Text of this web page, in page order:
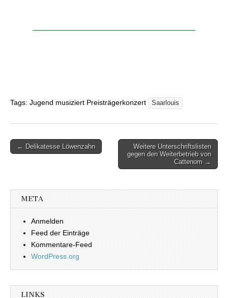
Tags: Jugend musiziert Preisträgerkonzert Saarlouis
Beitragsnavigation
← Delikatesse Löwenzahn
Weitere Unterschriftslisten
gegen den Weiterbetrieb von
Cattenom →
META
Anmelden
Feed der Einträge
Kommentare-Feed
WordPress.org
LINKS